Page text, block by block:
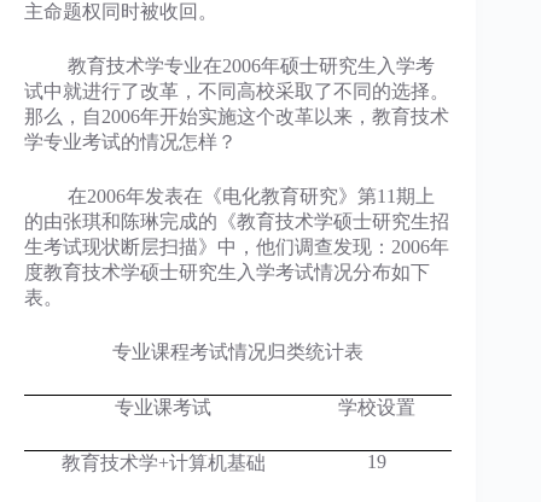
主命题权同时被收回。
教育技术学专业在2006年硕士研究生入学考
试中就进行了改革，不同高校采取了不同的选择。
那么，自2006年开始实施这个改革以来，教育技术
学专业考试的情况怎样？
在2006年发表在《电化教育研究》第11期上
的由张琪和陈琳完成的《教育技术学硕士研究生招
生考试现状断层扫描》中，他们调查发现：2006年
度教育技术学硕士研究生入学考试情况分布如下
表。
专业课程考试情况归类统计表
专业课考试 学校设置
教育技术学+计算机基础 19